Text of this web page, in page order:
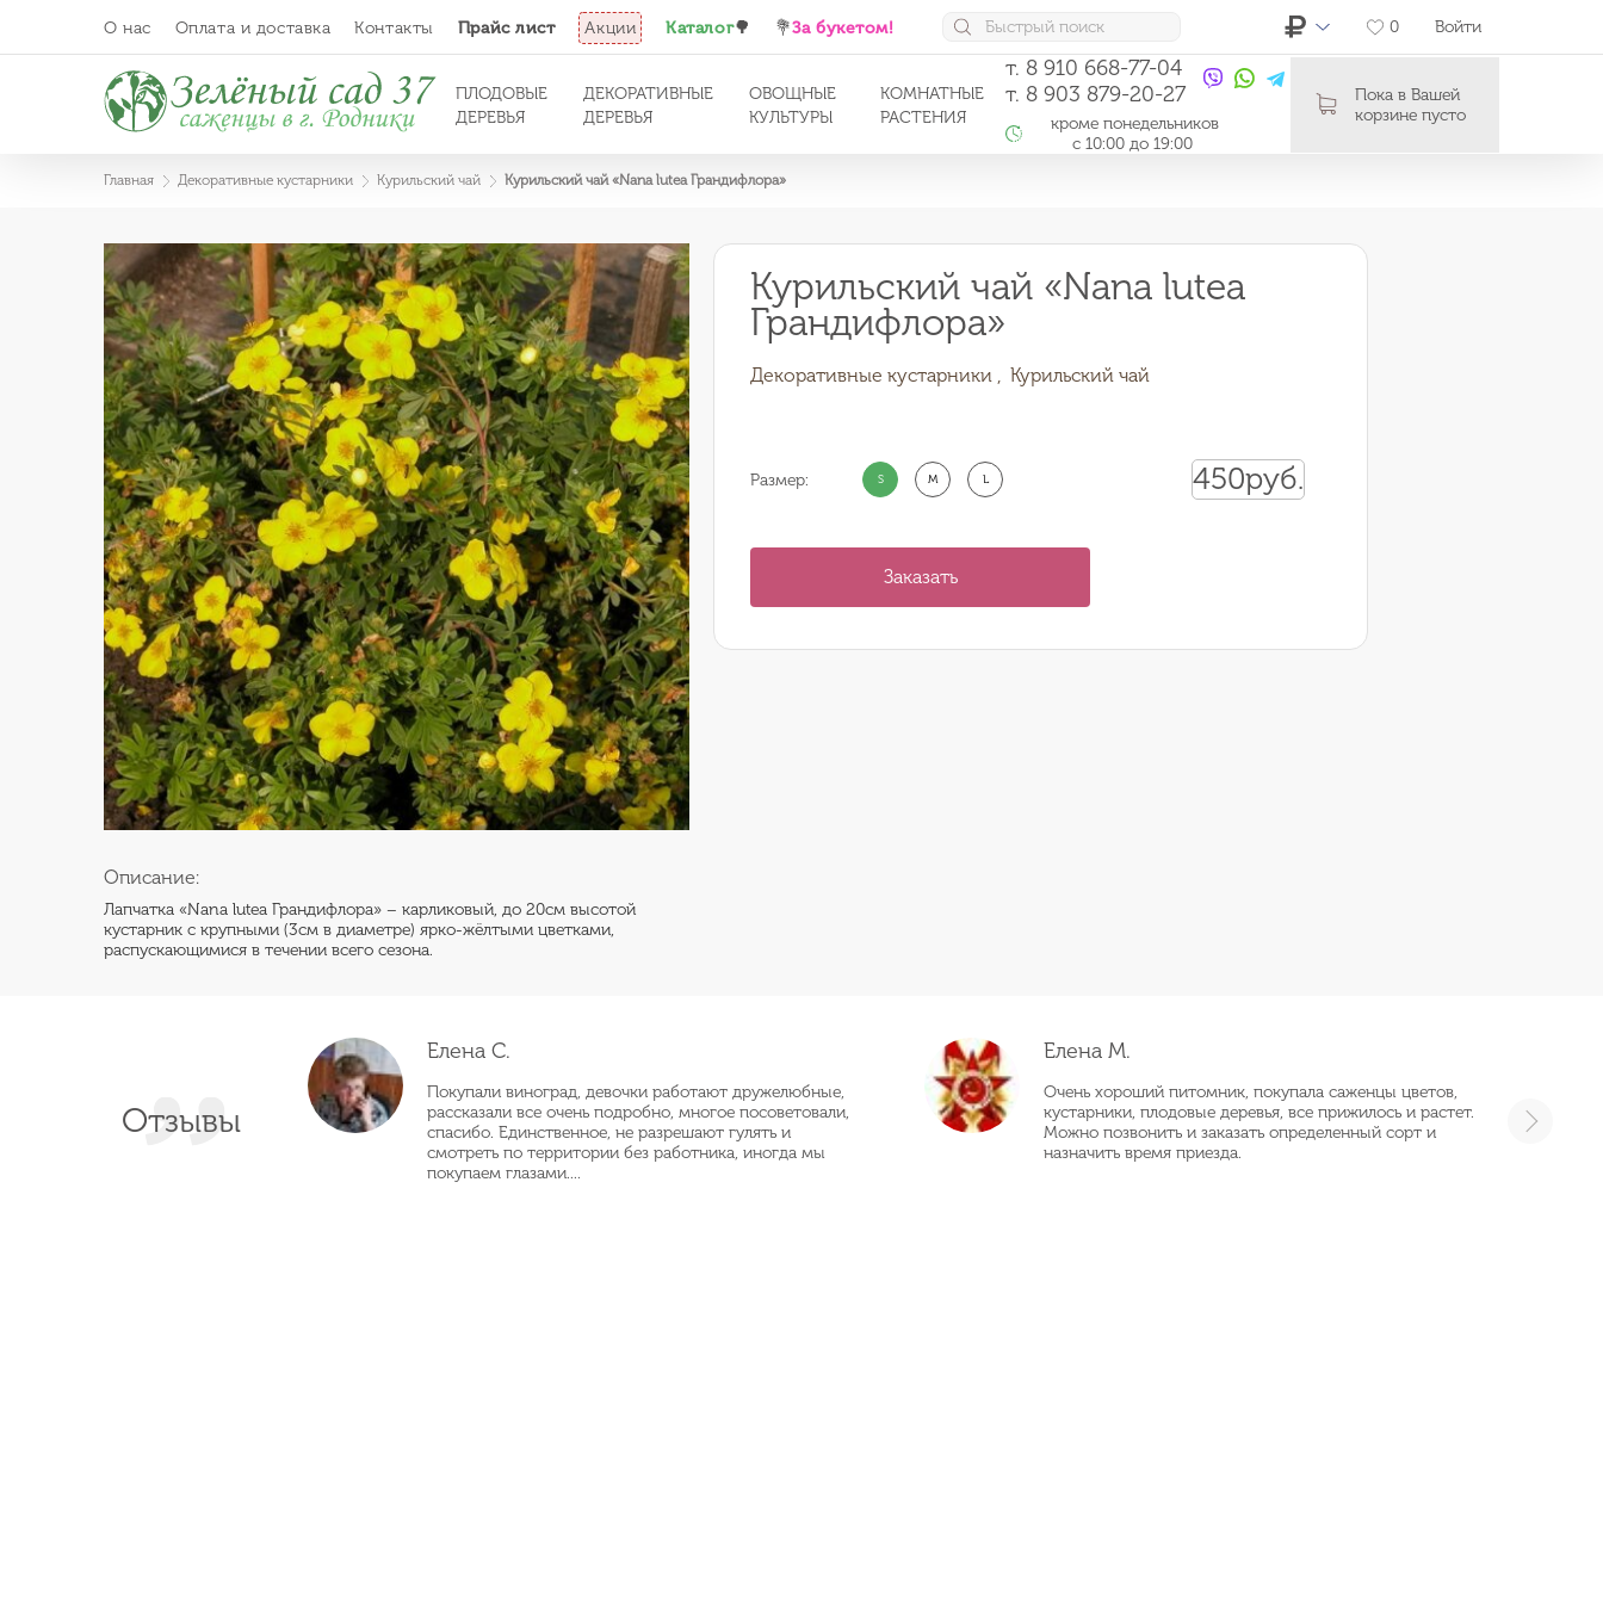
О нас Оплата и доставка Контакты Прайс лист Акции Каталог🌳 💐За букетом! 0 Войти
ПЛОДОВЫЕ
ДЕРЕВЬЯ
ДЕКОРАТИВНЫЕ
ДЕРЕВЬЯ
ОВОЩНЫЕ
КУЛЬТУРЫ
КОМНАТНЫЕ
РАСТЕНИЯ
т. 8 910 668-77-04
т. 8 903 879-20-27
кроме понедельников
с 10:00 до 19:00
Пока в Вашей
корзине пусто
Главная Декоративные кустарники Курильский чай Курильский чай «Nana lutea Грандифлора»
Описание:
Лапчатка «Nana lutea Грандифлора» – карликовый, до 20см высотой
кустарник с крупными (3см в диаметре) ярко-жёлтыми цветками,
распускающимися в течении всего сезона.
Курильский чай «Nana lutea
Грандифлора»
Декоративные кустарники , Курильский чай
Размер: S M L 450руб.
Заказать
Отзывы
Елена С.
Покупали виноград, девочки работают дружелюбные,
рассказали все очень подробно, многое посоветовали,
спасибо. Единственное, не разрешают гулять и
смотреть по территории без работника, иногда мы
покупаем глазами....
Елена М.
Очень хороший питомник, покупала саженцы цветов,
кустарники, плодовые деревья, все прижилось и растет.
Можно позвонить и заказать определенный сорт и
назначить время приезда.